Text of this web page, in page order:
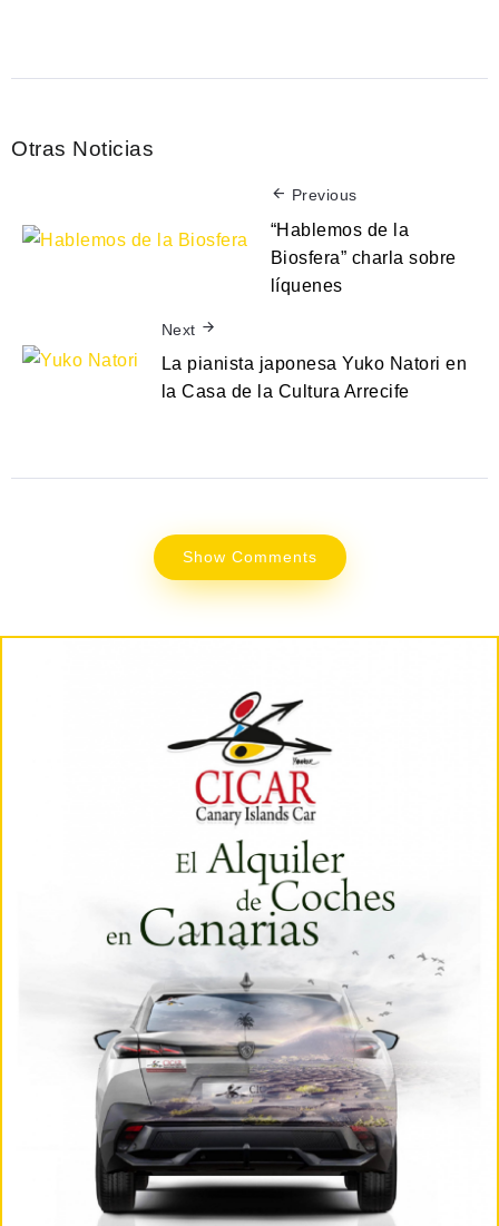
Otras Noticias
Previous
“Hablemos de la
Biosfera” charla sobre
líquenes
Next
La pianista japonesa Yuko Natori en
la Casa de la Cultura Arrecife
Show Comments